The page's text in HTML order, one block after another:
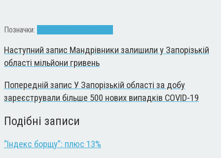
Позначки:
Наступний запис Мандрівники залишили у Запорізькій
області мільйони гривень
Попередній запис У Запорізькій області за добу
зареєстрували більше 500 нових випадків COVID-19
Подібні записи
“Індекс борщу”: плюс 13%